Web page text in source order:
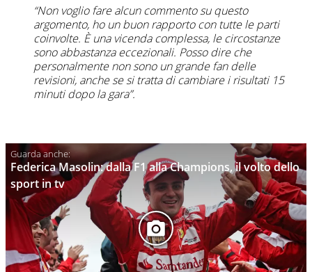
“Non voglio fare alcun commento su questo
argomento, ho un buon rapporto con tutte le parti
coinvolte. È una vicenda complessa, le circostanze
sono abbastanza eccezionali. Posso dire che
personalmente non sono un grande fan delle
revisioni, anche se si tratta di cambiare i risultati 15
minuti dopo la gara”.
Federica Masolin: dalla F1 alla Champions, il volto dello
sport in tv